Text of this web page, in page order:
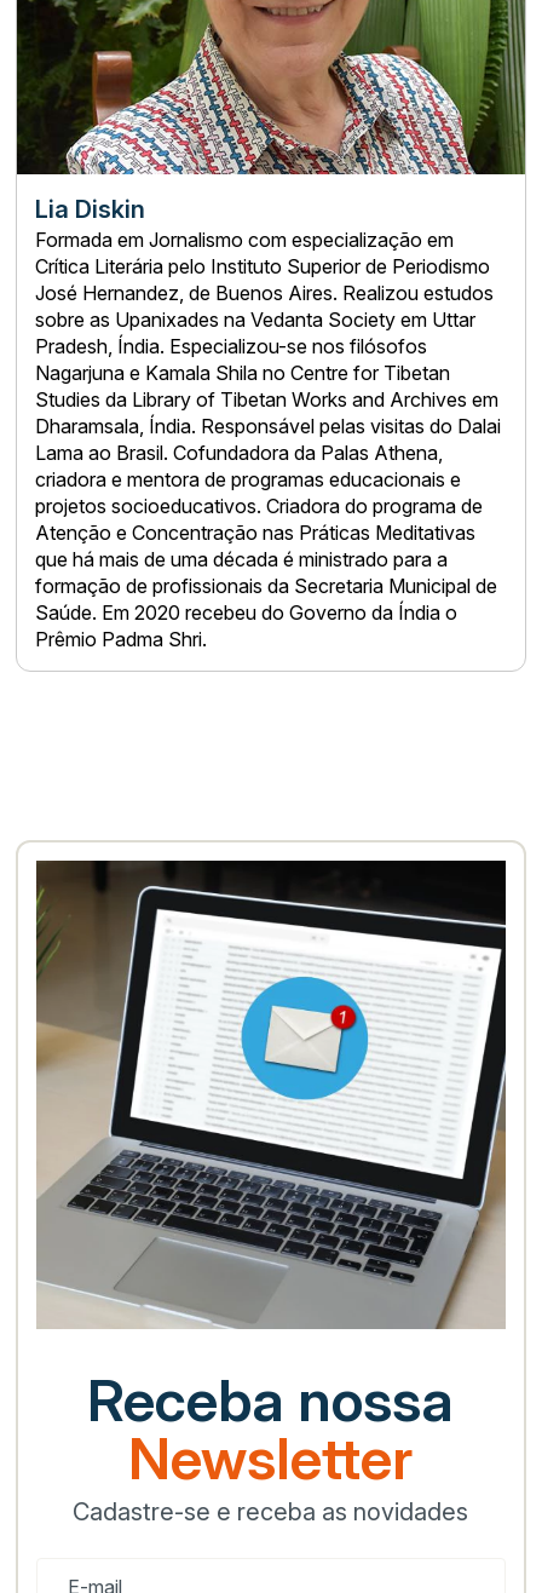
Lia Diskin
Formada em Jornalismo com especialização em
Crítica Literária pelo Instituto Superior de Periodismo
José Hernandez, de Buenos Aires. Realizou estudos
sobre as Upanixades na Vedanta Society em Uttar
Pradesh, Índia. Especializou-se nos filósofos
Nagarjuna e Kamala Shila no Centre for Tibetan
Studies da Library of Tibetan Works and Archives em
Dharamsala, Índia. Responsável pelas visitas do Dalai
Lama ao Brasil. Cofundadora da Palas Athena,
criadora e mentora de programas educacionais e
projetos socioeducativos. Criadora do programa de
Atenção e Concentração nas Práticas Meditativas
que há mais de uma década é ministrado para a
formação de profissionais da Secretaria Municipal de
Saúde. Em 2020 recebeu do Governo da Índia o
Prêmio Padma Shri.
Receba nossa
Newsletter
Cadastre-se e receba as novidades